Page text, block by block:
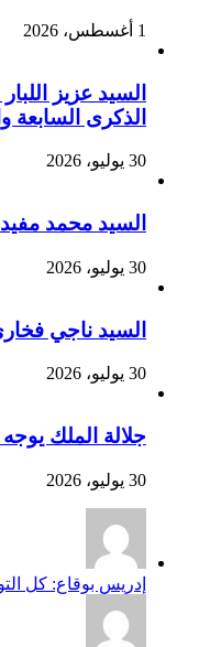
1 أغسطس، 2026
السيد عزيز
الذكرى السابعة
30 يوليو، 2026
السيد محمد مفيد
30 يوليو، 2026
السيد ناجي فخاري
30 يوليو، 2026
جلالة الملك
30 يوليو، 2026
إدريس بوقاع: كل